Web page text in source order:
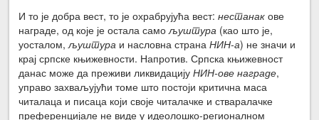
И то је добра вест, то је охрабрујућа вест:нестанак ове
награде, од које је остала самољуштура (као што је,
уосталом,љуштура и насловна странаНИН-а) не значи и
крај српске књижевности. Напротив. Српска књижевност
данас може да преживи ликвидацијуНИН-ове награде,
управо захваљујући томе што постоји критична маса
читалаца и писаца који своје читалачке и стваралачке
преференцијале не виде у идеолошко-регионалном